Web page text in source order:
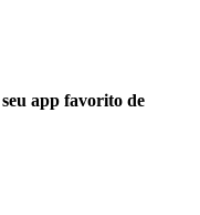
app favorito de